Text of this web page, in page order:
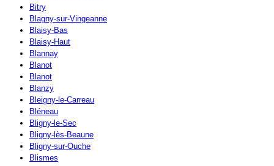
Bitry
Blagny-sur-Vingeanne
Blaisy-Bas
Blaisy-Haut
Blannay
Blanot
Blanot
Blanzy
Bleigny-le-Carreau
Bléneau
Bligny-le-Sec
Bligny-lès-Beaune
Bligny-sur-Ouche
Blismes